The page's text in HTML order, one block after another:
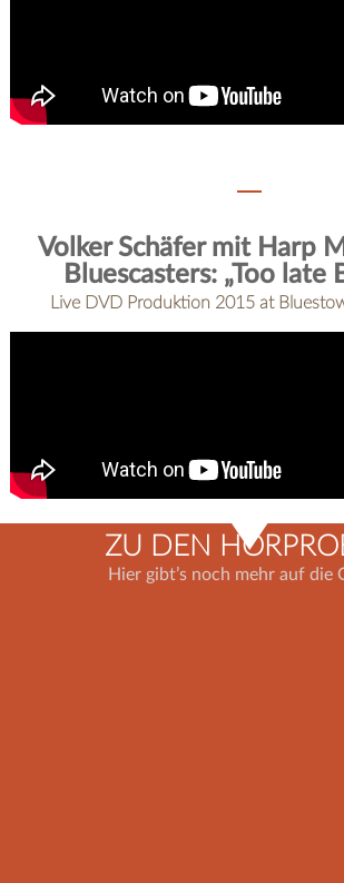
Volker Schäfer mit Harp
Bluescasters: „Too late
Live DVD Produktion 2015 at
ZU DEN
Hier gibt’s noch mehr auf die